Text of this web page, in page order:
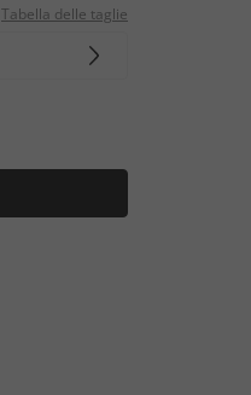
Tabella delle taglie